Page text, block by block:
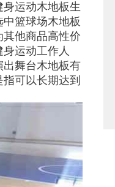
运动木地板生
篮球场木地板
他商品高性价
运动工作人
出舞台木地板有
可以长期达到